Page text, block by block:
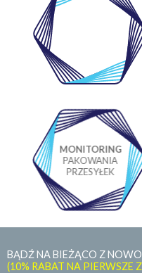
MONITORING
PAKOWANIA
PRZESYŁEK
BĄDŹ NA BIEŻĄCO Z
(10% RABAT NA PIERWSZE